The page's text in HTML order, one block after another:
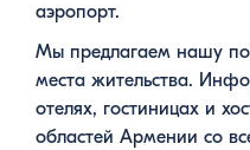
аэропорт.
Мы предлагаем нашу
места жительства.
отелях, гостиницах и
областей Армении со